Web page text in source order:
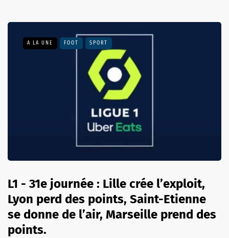
A LA UNE FOOT SPORT
L1 - 31e journée : Lille crée l’exploit,
Lyon perd des points, Saint-Etienne
se donne de l’air, Marseille prend des
points.